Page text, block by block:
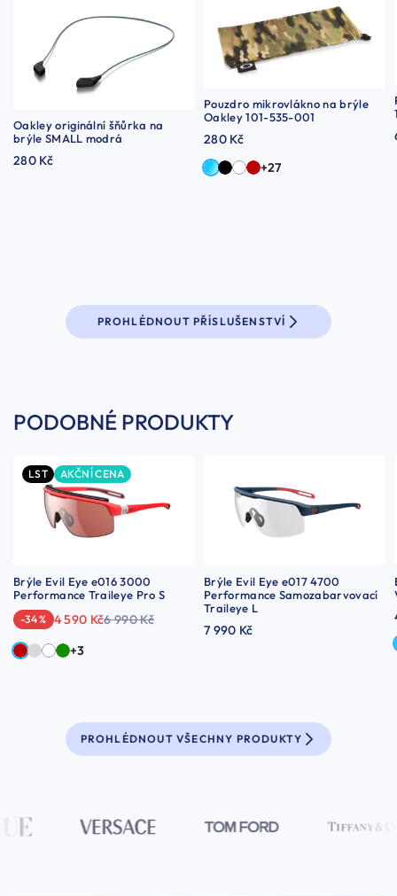
Oakley originální šňůrka na
brýle SMALL modrá
280 Kč
Pouzdro mikrovlákno na brýle
Oakley 101-535-001
280 Kč
+27
PROHLÉDNOUT PŘÍSLUŠENSTVÍ
PODOBNÉ PRODUKTY
LST AKČNÍ CENA
Brýle Evil Eye e016 3000
Performance Traileye Pro S
-34 % 4 590 Kč6 990 Kč
+3
Brýle Evil Eye e017 4700
Performance Samozabarvovací
Traileye L
7 990 Kč
PROHLÉDNOUT VŠECHNY PRODUKTY